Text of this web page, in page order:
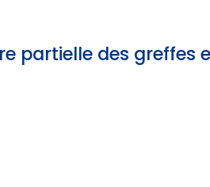
partielle des greffes